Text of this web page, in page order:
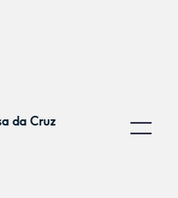
da Cruz